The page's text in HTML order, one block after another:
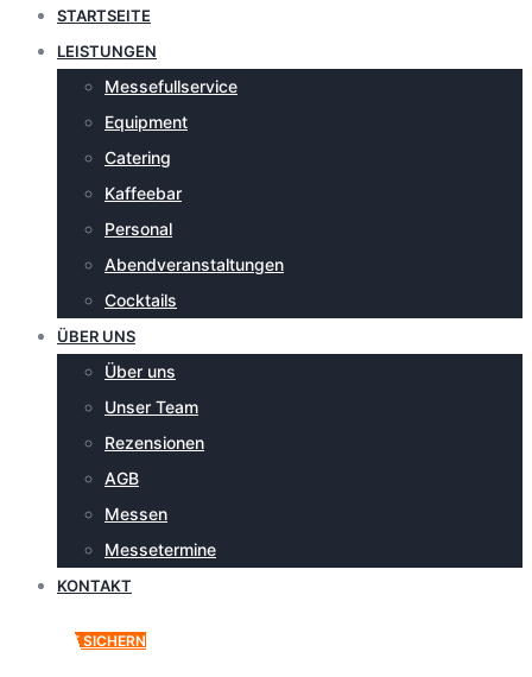
STARTSEITE
LEISTUNGEN
Messefullservice
Equipment
Catering
Kaffeebar
Personal
Abendveranstaltungen
Cocktails
ÜBER UNS
Über uns
Unser Team
Rezensionen
AGB
Messen
Messetermine
KONTAKT
ANGEBOT SICHERN